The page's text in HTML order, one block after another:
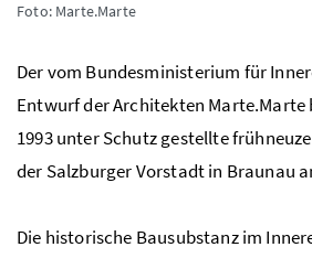
Foto: Marte.Marte
Der vom Bundesministerium für
Entwurf der Architekten
1993 unter Schutz gestellte
der Salzburger Vorstadt in Braunau
Die historische Bausubstanz im